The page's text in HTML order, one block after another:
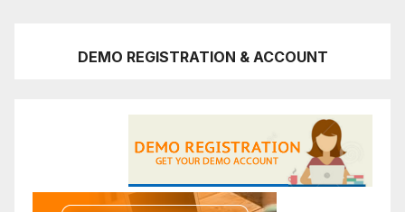
DEMO REGISTRATION & ACCOUNT